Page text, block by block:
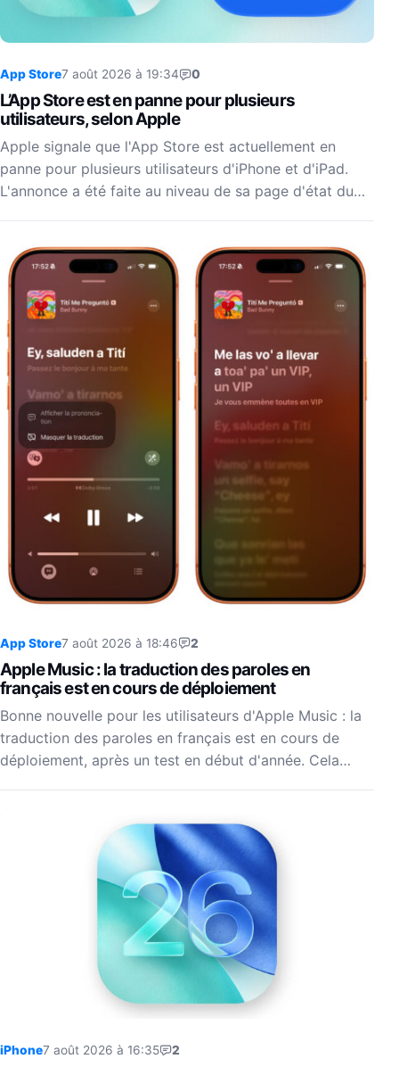
App Store7 août 2026 à 19:34 0
L’App Store est en panne pour plusieurs
utilisateurs, selon Apple
Apple signale que l'App Store est actuellement en
panne pour plusieurs utilisateurs d'iPhone et d'iPad.
L'annonce a été faite au niveau de sa page d'état du…
App Store7 août 2026 à 18:46 2
Apple Music : la traduction des paroles en
français est en cours de déploiement
Bonne nouvelle pour les utilisateurs d'Apple Music : la
traduction des paroles en français est en cours de
déploiement, après un test en début d'année. Cela…
iPhone7 août 2026 à 16:35 2